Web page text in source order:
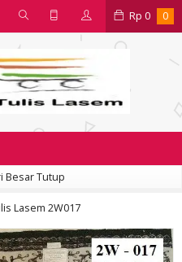
Rp 0 0
Besar Tutup
Lasem 2W017